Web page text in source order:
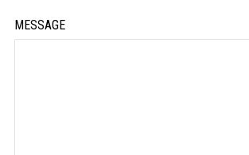
MESSAGE